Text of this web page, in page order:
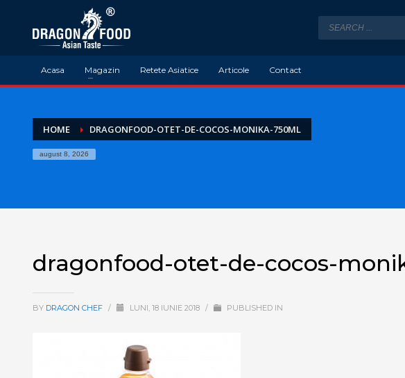
Acasa Magazin Retete Asiatice Articole Contact
HOME DRAGONFOOD-OTET-DE-COCOS-MONIKA-750ML
august 8, 2026
dragonfood-otet-de-cocos-
BY DRAGON CHEF / LUNI, 18 IUNIE 2018 / PUBLISHED IN